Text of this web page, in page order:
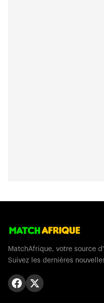
MatchAfrique, votre source
Suivez les dernières